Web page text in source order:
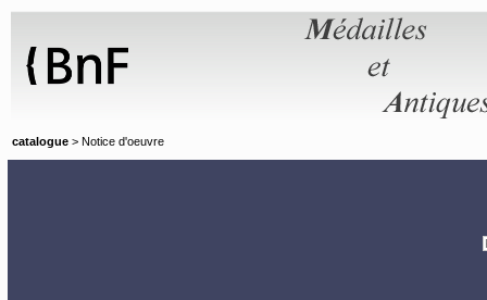
catalogue > Notice d'oeuvre